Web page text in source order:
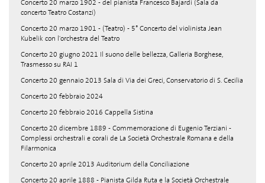
Concerto 20 marzo 1902 - del pianista Francesco Bajardi (Sala da
concerto Teatro Costanzi)
Concerto 20 marzo 1901 - (Teatro) - 5° Concerto del violinista Jean
Kubelik con l'orchestra del Teatro
Concerto 20 giugno 2021 Il suono delle bellezza, Galleria Borghese,
Trasmesso su RAI 1
Concerto 20 gennaio 2013 Sala di Via dei Greci, Conservatorio di S. Cecilia
Concerto 20 febbraio 2024
Concerto 20 febbraio 2016 Cappella Sistina
Concerto 20 dicembre 1889 - Commemorazione di Eugenio Terziani -
Complessi orchestrali e corali de La Società Orchestrale Romana e della
Filarmonica
Concerto 20 aprile 2013 Auditorium della Conciliazione
Concerto 20 aprile 1888 - Pianista Gilda Ruta e la Società Orchestrale